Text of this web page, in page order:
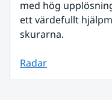
med hög
ett värdefullt
skurarna.
Radar